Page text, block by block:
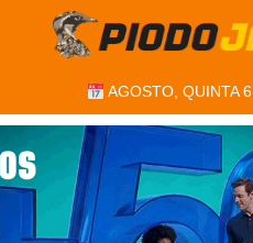
AGOSTO, QUINTA 6